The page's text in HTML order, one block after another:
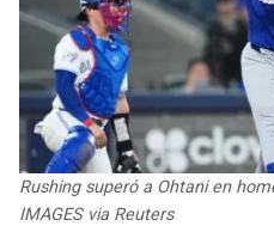
STEELERS
TEXANS
COLTS
JAGUARS
HORNETS
HEAT
MAGIC
WIZARDS
Rushing superó a Ohtani en
IMAGES via Reuters